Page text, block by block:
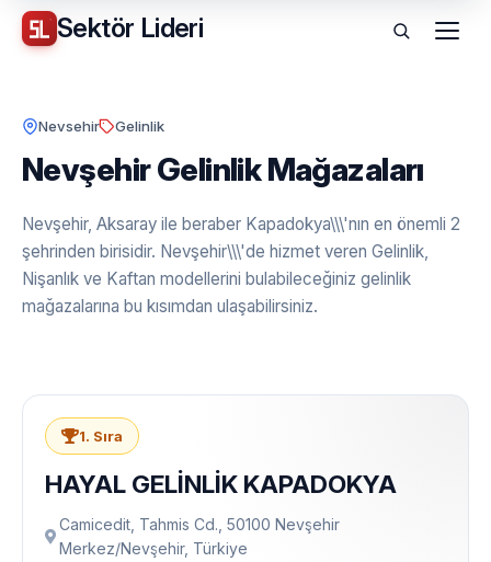
Sektör Lideri Menü
Nevsehir Gelinlik
Nevşehir Gelinlik Mağazaları
Nevşehir, Aksaray ile beraber Kapadokya\\\'nın en önemli 2
şehrinden birisidir. Nevşehir\\\'de hizmet veren Gelinlik,
Nişanlık ve Kaftan modellerini bulabileceğiniz gelinlik
mağazalarına bu kısımdan ulaşabilirsiniz.
1. Sıra
HAYAL GELİNLİK KAPADOKYA
Camicedit, Tahmis Cd., 50100 Nevşehir
Merkez/Nevşehir, Türkiye